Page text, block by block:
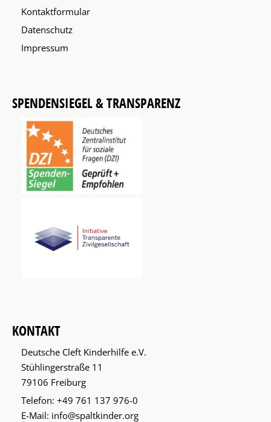
Kontaktformular
Datenschutz
Impressum
SPENDENSIEGEL & TRANSPARENZ
KONTAKT
Deutsche Cleft Kinderhilfe e.V.
Stühlingerstraße 11
79106 Freiburg
Telefon: +49 761 137 976-0
E-Mail: info@spaltkinder.org